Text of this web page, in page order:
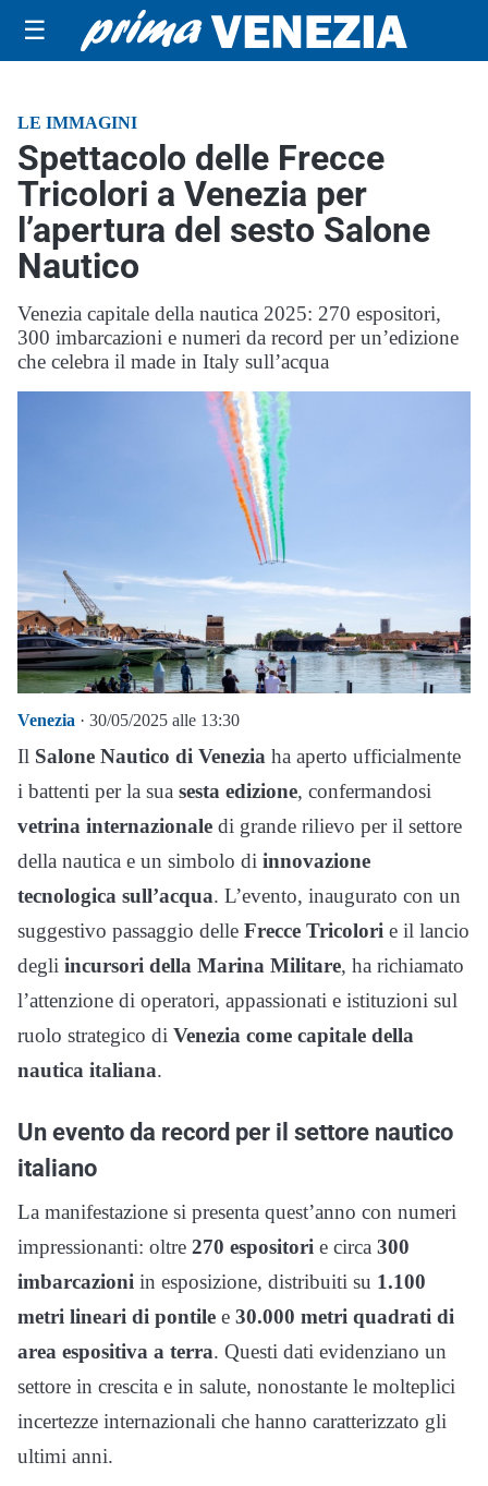
☰
LE IMMAGINI
Spettacolo delle Frecce
Tricolori a Venezia per
l’apertura del sesto Salone
Nautico
Venezia capitale della nautica 2025: 270 espositori,
300 imbarcazioni e numeri da record per un’edizione
che celebra il made in Italy sull’acqua
Venezia · 30/05/2025 alle 13:30
Il Salone Nautico di Venezia ha aperto ufficialmente
i battenti per la sua sesta edizione, confermandosi
vetrina internazionale di grande rilievo per il settore
della nautica e un simbolo di innovazione
tecnologica sull’acqua. L’evento, inaugurato con un
suggestivo passaggio delle Frecce Tricolori e il lancio
degli incursori della Marina Militare, ha richiamato
l’attenzione di operatori, appassionati e istituzioni sul
ruolo strategico di Venezia come capitale della
nautica italiana.
Un evento da record per il settore nautico
italiano
La manifestazione si presenta quest’anno con numeri
impressionanti: oltre 270 espositori e circa 300
imbarcazioni in esposizione, distribuiti su 1.100
metri lineari di pontile e 30.000 metri quadrati di
area espositiva a terra. Questi dati evidenziano un
settore in crescita e in salute, nonostante le molteplici
incertezze internazionali che hanno caratterizzato gli
ultimi anni.